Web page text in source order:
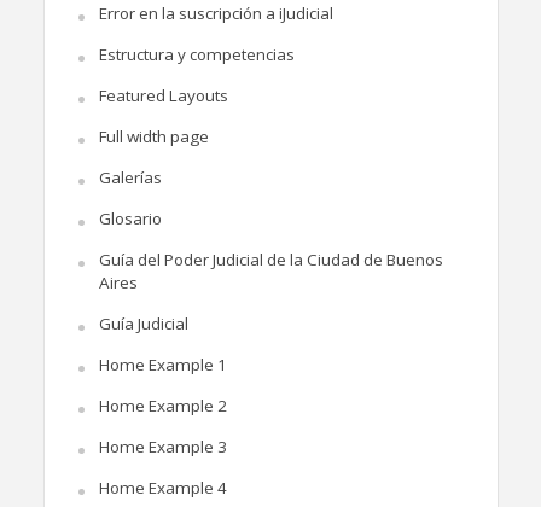
Error en la suscripción a iJudicial
Estructura y competencias
Featured Layouts
Full width page
Galerías
Glosario
Guía del Poder Judicial de la Ciudad de Buenos
Aires
Guía Judicial
Home Example 1
Home Example 2
Home Example 3
Home Example 4